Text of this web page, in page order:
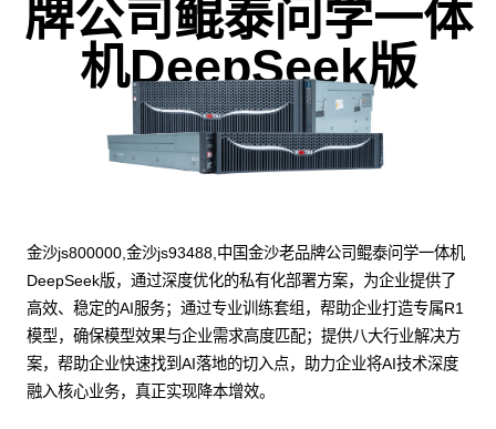
牌公司鲲泰问学一体
机DeepSeek版
金沙js800000,金沙js93488,中国金沙老品牌公司鲲泰问学一体机
DeepSeek版，通过深度优化的私有化部署方案，为企业提供了
高效、稳定的AI服务；通过专业训练套组，帮助企业打造专属R1
模型，确保模型效果与企业需求高度匹配；提供八大行业解决方
案，帮助企业快速找到AI落地的切入点，助力企业将AI技术深度
融入核心业务，真正实现降本增效。